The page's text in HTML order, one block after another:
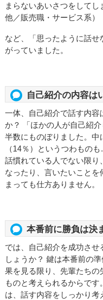
まらないあいさつをして
他／販売職・サービス系）
など、「思ったように話
がっていました。
自己紹介の内容は
一体、自己紹介で話す内容
か？ 「ほかの人が自己紹
半数にものぼりました。中
（14％）というつわもの
話慣れている人でない限り
なったり、言いたいことを
まっても仕方ありません。
本番前に勝負は決
では、自己紹介を成功さ
しょうか？ 鍵は本番前の
果を見る限り、先輩たちの
ものと考えられるからで
は、話す内容をしっかり